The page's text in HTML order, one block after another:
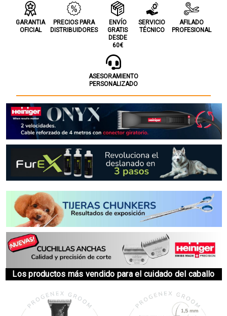
GARANTIA
OFICIAL
PRECIOS PARA
DISTRIBUIDORES
ENVÍO
GRATIS
DESDE
60€
SERVICIO
TÉCNICO
AFILADO
PROFESIONAL
ASESORAMIENTO
PERSONALIZADO
Los productos más vendido para el cuidado del caballo